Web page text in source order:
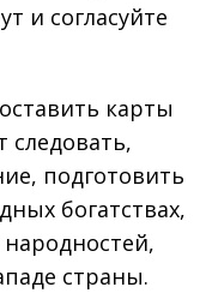
и согласуйте
карты
следовать,
подготовить
богатствах,
страны.